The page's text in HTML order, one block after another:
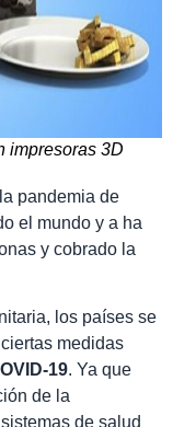
impresoras 3D
pandemia de
el mundo y a ha
y cobrado la
los países se
medidas
19. Ya que
de la
de salud